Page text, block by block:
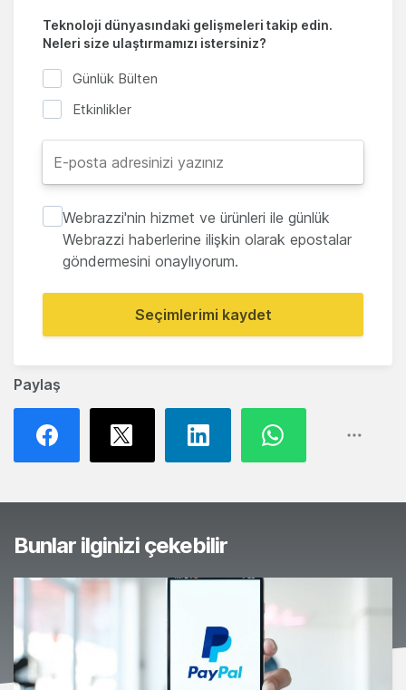
Paylaş
Teknoloji dünyasındaki gelişmeleri takip edin.
Neleri size ulaştırmamızı istersiniz?
Günlük Bülten
Etkinlikler
Webrazzi'nin hizmet ve ürünleri ile günlük
Webrazzi haberlerine ilişkin olarak epostalar
göndermesini onaylıyorum.
Seçimlerimi kaydet
Bunlar ilginizi çekebilir